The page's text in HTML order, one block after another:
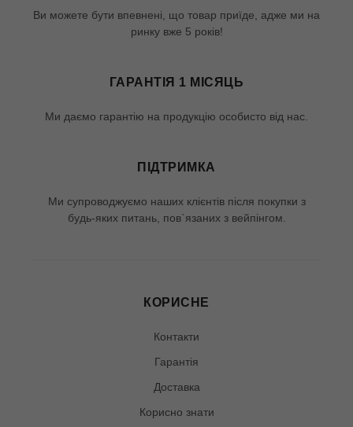
Ви можете бути впевнені, що товар приїде, адже ми на
ринку вже 5 років!
ГАРАНТІЯ 1 МІСЯЦЬ
Ми даємо гарантію на продукцію особисто від нас.
ПІДТРИМКА
Ми супроводжуємо наших клієнтів після покупки з
будь-яких питань, пов`язаних з вейпінгом.
КОРИСНЕ
Контакти
Гарантія
Доставка
Корисно знати